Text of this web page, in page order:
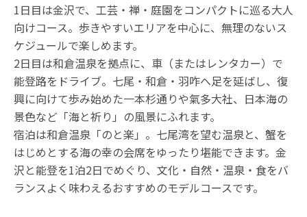
1日目は金沢で、工芸・禅・庭園をコンパクトに巡る大人
向けコース。歩きやすいエリアを中心に、無理のないス
ケジュールで楽しめます。
2日目は和倉温泉を拠点に、車（またはレンタカー）で
能登路をドライブ。七尾・和倉・羽咋へ足を延ばし、復
興に向けて歩み始めた一本杉通りや氣多大社、日本海の
景色など「海と祈り」の風景にふれます。
宿泊は和倉温泉「のと楽」。七尾湾を望む温泉と、蟹を
はじめとする海の幸の会席をゆったり堪能できます。金
沢と能登を1泊2日でめぐり、文化・自然・温泉・食をバ
ランスよく味わえるおすすめのモデルコースです。